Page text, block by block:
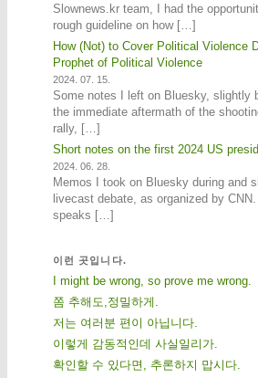
Slownews.kr team, I had the
rough guideline on how […]
How (Not) to Cover Political Violence
Prophet of Political Violence
2024. 07. 15.
Some notes I left on Bluesky, slightly
the immediate aftermath of the
rally, […]
Short notes on the first 2024 US
2024. 06. 28.
Memos I took on Bluesky during and
livecast debate, as organized by
speaks […]
이런 곳입니다.
I might be wrong, so prove me wrong.
쫌 추해도,정밀하게.
저는 여러분 편이 아닙니다.
이렇게 감동적인데 사실일리가.
확인할 수 있다면, 추론하지 맙시다.